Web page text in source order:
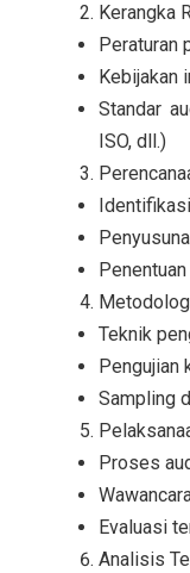
Kerangka
Peraturan
Kebijakan
Standar
ISO, dll.)
Teknik
Pengujian
Sampling
Proses
Evaluasi
Analisis